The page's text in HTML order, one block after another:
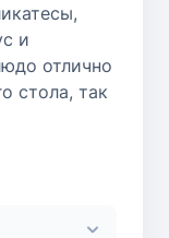
и
отлично
стола, так